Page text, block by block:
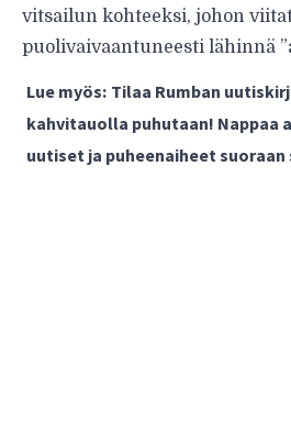
vitsailun kohteeksi, johon
puolivaivaantuneesti lähinnä
Lue myös: Tilaa Rumban
kahvitauolla puhutaan! Nappaa
uutiset ja puheenaiheet